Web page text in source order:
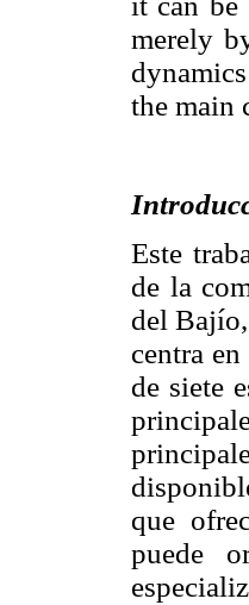
merely
the main
Este
de la
del
centra
de siete
que
puede